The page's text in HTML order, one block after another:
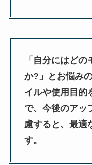
「自分にはど
か?」とお悩み
イルや使用目的
で、今後のアッ
慮すると、最適
す。